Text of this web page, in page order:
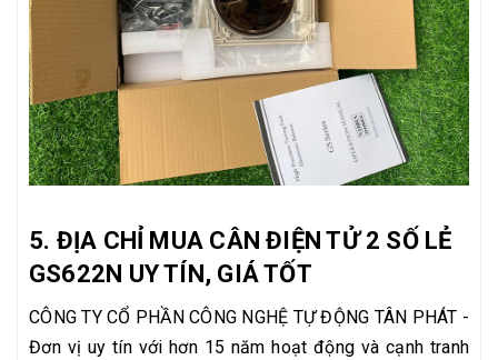
5. ĐỊA CHỈ MUA CÂN ĐIỆN TỬ 2 SỐ LẺ
GS622N UY TÍN, GIÁ TỐT
CÔNG TY CỔ PHẦN CÔNG NGHỆ TỰ ĐỘNG TÂN PHÁT -
Đơn vị uy tín với hơn 15 năm hoạt động và cạnh tranh